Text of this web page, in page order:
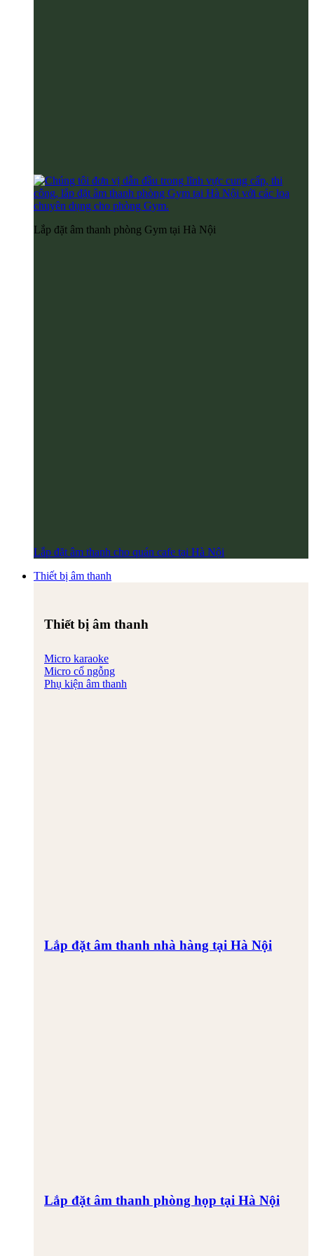
Lắp đặt âm thanh phòng Gym tại Hà Nội
Lắp đặt âm thanh cho quán cafe tại Hà Nội
Thiết bị âm thanh
Thiết bị âm thanh
Micro karaoke
Micro cổ ngỗng
Phụ kiện âm thanh
Lắp đặt âm thanh nhà hàng tại Hà Nội
Lắp đặt âm thanh phòng họp tại Hà Nội